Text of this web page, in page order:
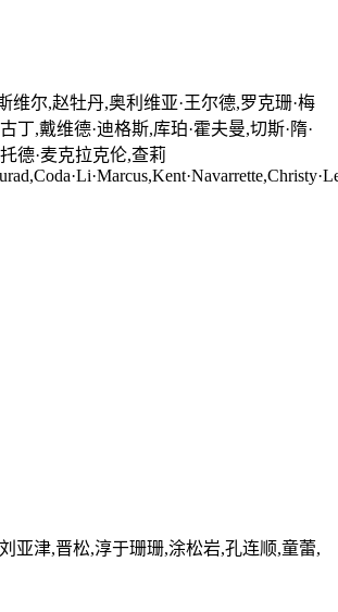
维尔,赵牡丹,奥利维亚·王尔德,罗克珊·梅
丁,戴维德·迪格斯,库珀·霍夫曼,切斯·隋·
德·麦克拉克伦,查莉
亚津,晋松,淳于珊珊,涂松岩,孔连顺,童蕾,